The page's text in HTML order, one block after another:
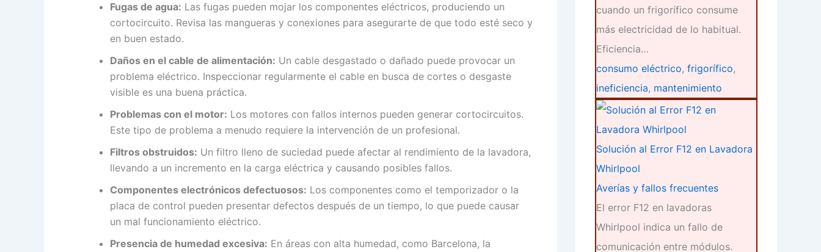
Fugas de agua: Las fugas pueden mojar los componentes eléctricos, produciendo un
cortocircuito. Revisa las mangueras y conexiones para asegurarte de que todo esté seco y
en buen estado.
Daños en el cable de alimentación: Un cable desgastado o dañado puede provocar un
problema eléctrico. Inspeccionar regularmente el cable en busca de cortes o desgaste
visible es una buena práctica.
Problemas con el motor: Los motores con fallos internos pueden generar cortocircuitos.
Este tipo de problema a menudo requiere la intervención de un profesional.
Filtros obstruidos: Un filtro lleno de suciedad puede afectar al rendimiento de la lavadora,
llevando a un incremento en la carga eléctrica y causando posibles fallos.
Componentes electrónicos defectuosos: Los componentes como el temporizador o la
placa de control pueden presentar defectos después de un tiempo, lo que puede causar
un mal funcionamiento eléctrico.
Presencia de humedad excesiva: En áreas con alta humedad, como Barcelona, la
cuando un frigorífico consume
más electricidad de lo habitual.
Eficiencia…
consumo eléctrico, frigorífico,
ineficiencia, mantenimiento
Solución al Error F12 en Lavadora
Whirlpool
Averías y fallos frecuentes
El error F12 en lavadoras
Whirlpool indica un fallo de
comunicación entre módulos.